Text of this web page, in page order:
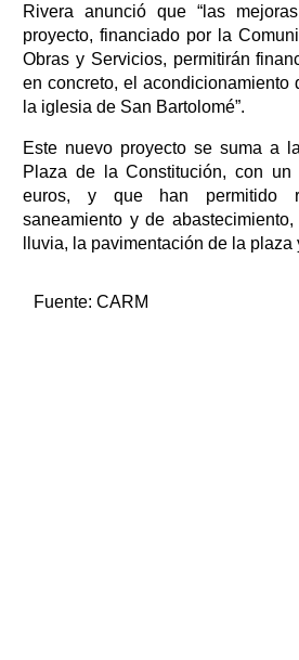
Rivera anunció que “las
proyecto, financiado por la
Obras y Servicios, permitirán
en concreto, el acondicionamiento
la iglesia de San Bartolomé”.
Este nuevo proyecto se suma a
Plaza de la Constitución, con un
euros, y que han permitido
saneamiento y de
lluvia, la pavimentación de la plaza
Fuente: CARM